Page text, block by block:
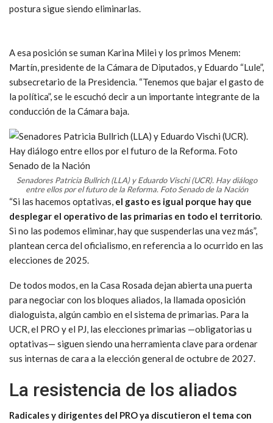
postura sigue siendo eliminarlas.
A esa posición se suman Karina Milei y los primos Menem:
Martín, presidente de la Cámara de Diputados, y Eduardo “Lule”,
subsecretario de la Presidencia. “Tenemos que bajar el gasto de
la política”, se le escuchó decir a un importante integrante de la
conducción de la Cámara baja.
Senadores Patricia Bullrich (LLA) y Eduardo Vischi (UCR). Hay diálogo
entre ellos por el futuro de la Reforma. Foto Senado de la Nación
“Si las hacemos optativas, el gasto es igual porque hay que
desplegar el operativo de las primarias en todo el territorio.
Si no las podemos eliminar, hay que suspenderlas una vez más”,
plantean cerca del oficialismo, en referencia a lo ocurrido en las
elecciones de 2025.
De todos modos, en la Casa Rosada dejan abierta una puerta
para negociar con los bloques aliados, la llamada oposición
dialoguista, algún cambio en el sistema de primarias. Para la
UCR, el PRO y el PJ, las elecciones primarias —obligatorias u
optativas— siguen siendo una herramienta clave para ordenar
sus internas de cara a la elección general de octubre de 2027.
La resistencia de los aliados
Radicales y dirigentes del PRO ya discutieron el tema con